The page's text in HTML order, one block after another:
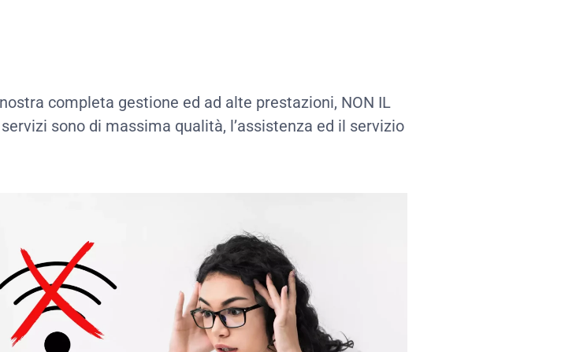
completa gestione ed ad alte prestazioni, NON IL
sono di massima qualità, l’assistenza ed il servizio